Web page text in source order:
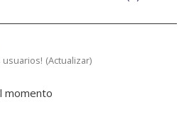
usuarios! (Actualizar)
momento